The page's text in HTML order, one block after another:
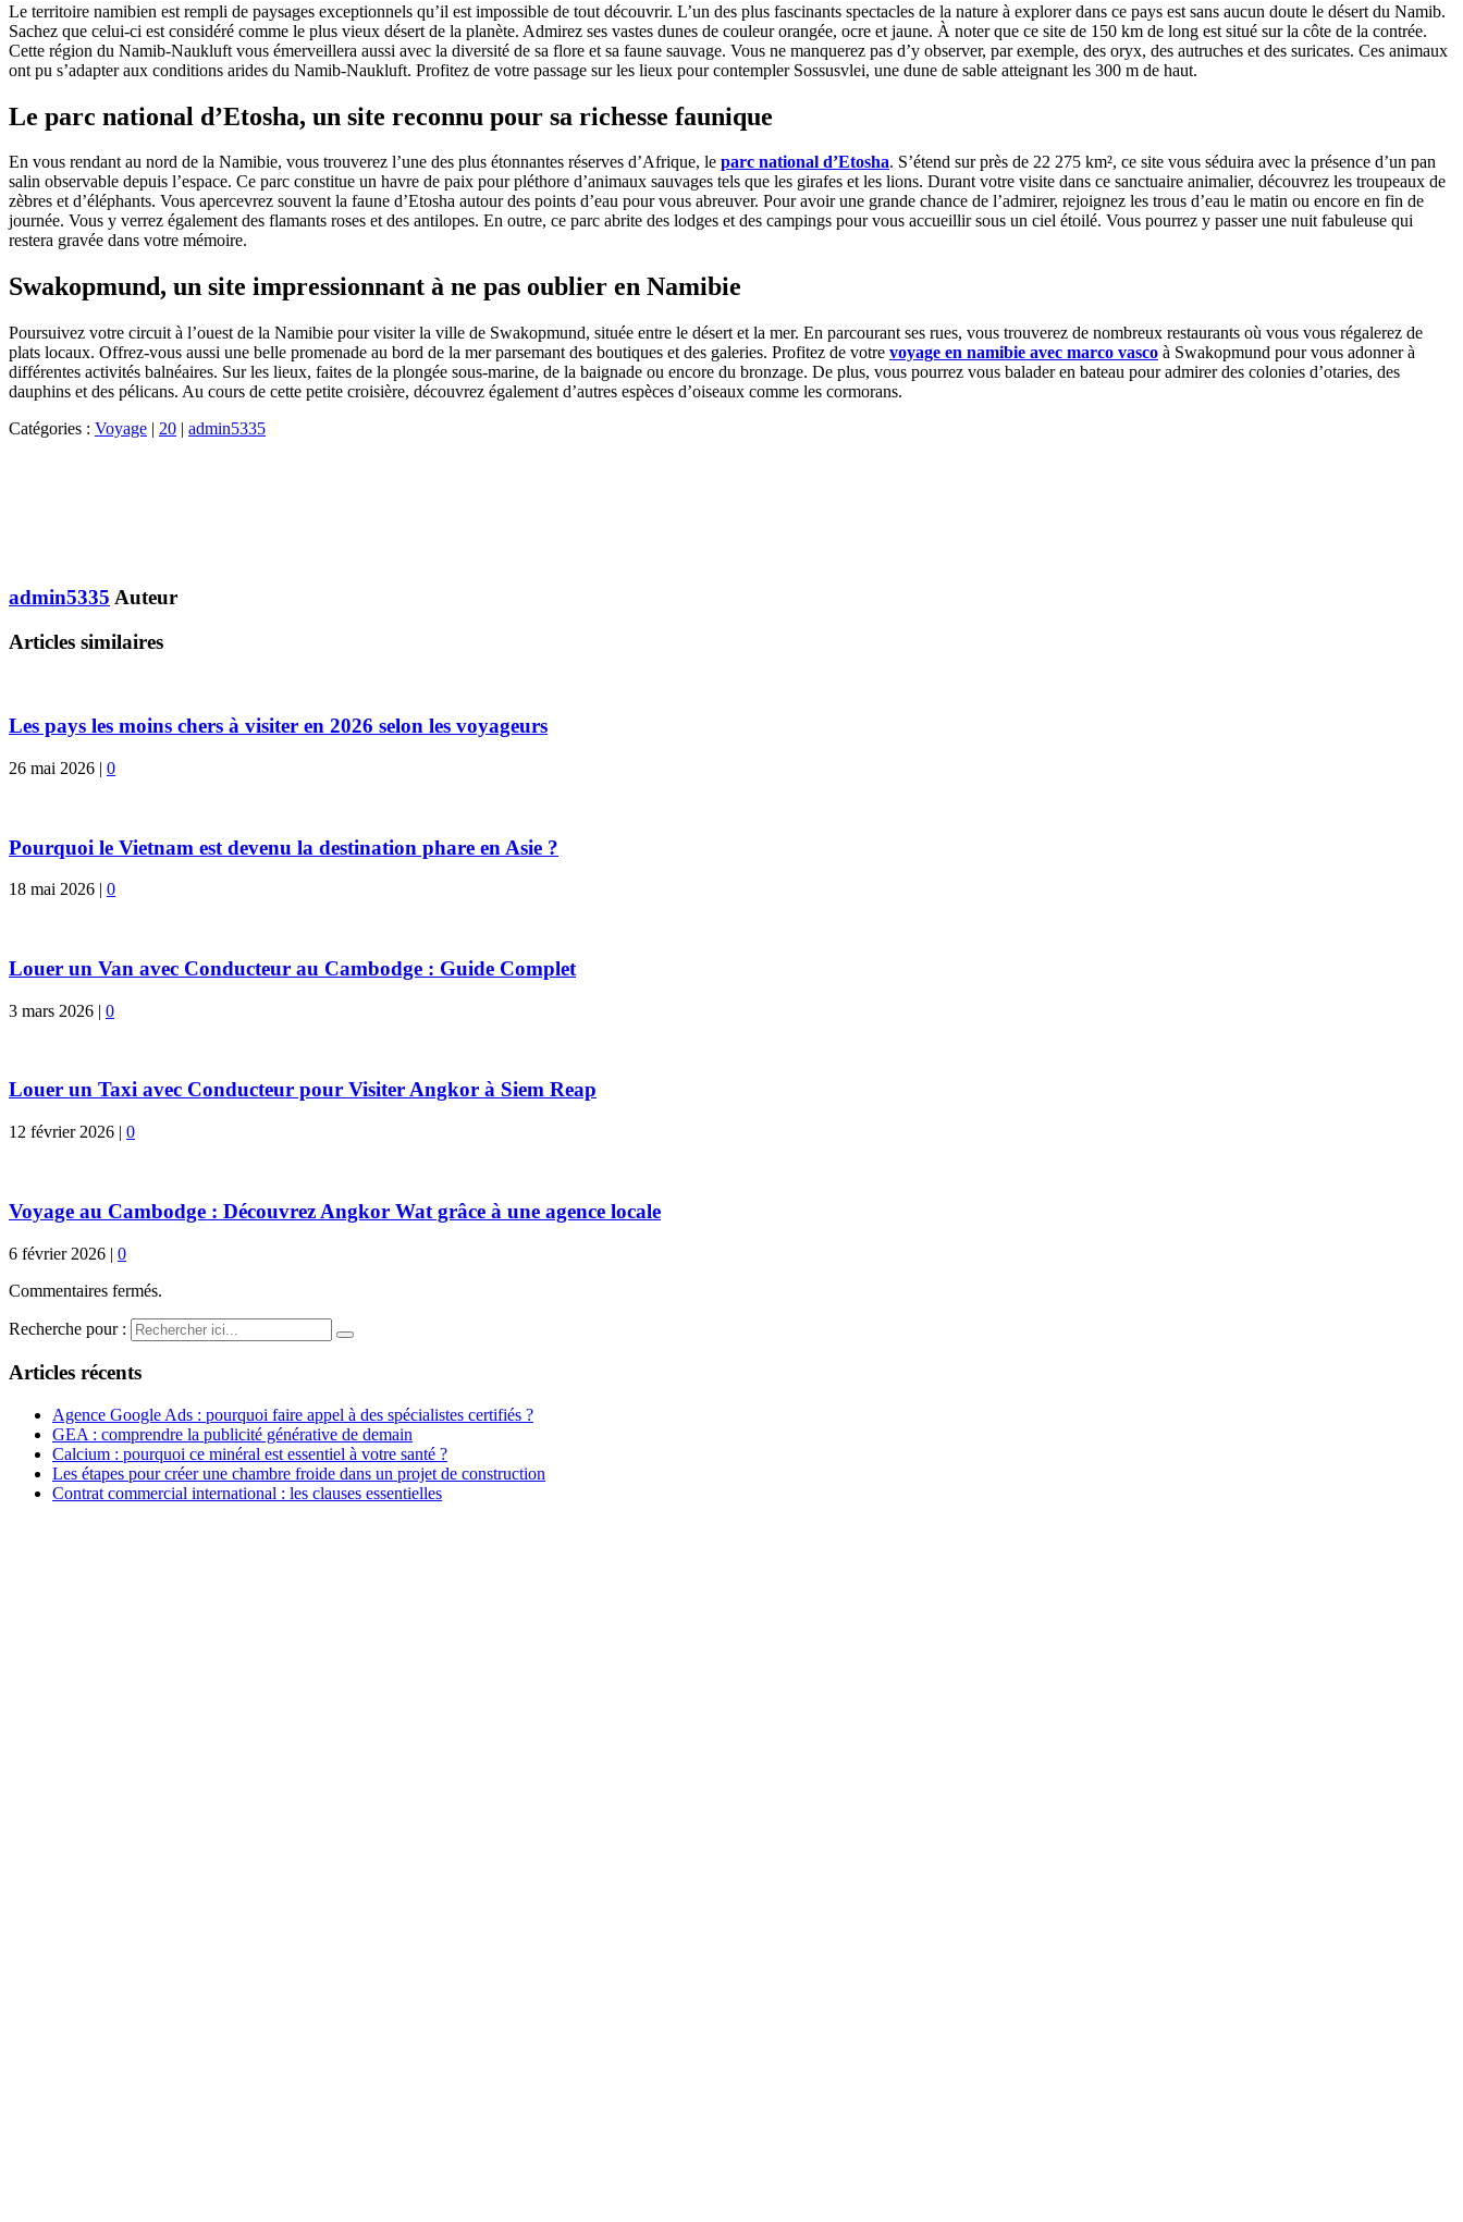
Le territoire namibien est rempli de paysages exceptionnels qu’il est impossible de tout découvrir. L’un des plus fascinants spectacles de la nature à explorer dans ce pays est sans aucun doute le désert du Namib.
Sachez que celui-ci est considéré comme le plus vieux désert de la planète. Admirez ses vastes dunes de couleur orangée, ocre et jaune. À noter que ce site de 150 km de long est situé sur la côte de la contrée.
Cette région du Namib-Naukluft vous émerveillera aussi avec la diversité de sa flore et sa faune sauvage. Vous ne manquerez pas d’y observer, par exemple, des oryx, des autruches et des suricates. Ces animaux
ont pu s’adapter aux conditions arides du Namib-Naukluft. Profitez de votre passage sur les lieux pour contempler Sossusvlei, une dune de sable atteignant les 300 m de haut.
Le parc national d’Etosha, un site reconnu pour sa richesse faunique
En vous rendant au nord de la Namibie, vous trouverez l’une des plus étonnantes réserves d’Afrique, le parc national d’Etosha. S’étend sur près de 22 275 km², ce site vous séduira avec la présence d’un pan
salin observable depuis l’espace. Ce parc constitue un havre de paix pour pléthore d’animaux sauvages tels que les girafes et les lions. Durant votre visite dans ce sanctuaire animalier, découvrez les troupeaux de
zèbres et d’éléphants. Vous apercevrez souvent la faune d’Etosha autour des points d’eau pour vous abreuver. Pour avoir une grande chance de l’admirer, rejoignez les trous d’eau le matin ou encore en fin de
journée. Vous y verrez également des flamants roses et des antilopes. En outre, ce parc abrite des lodges et des campings pour vous accueillir sous un ciel étoilé. Vous pourrez y passer une nuit fabuleuse qui
restera gravée dans votre mémoire.
Swakopmund, un site impressionnant à ne pas oublier en Namibie
Poursuivez votre circuit à l’ouest de la Namibie pour visiter la ville de Swakopmund, située entre le désert et la mer. En parcourant ses rues, vous trouverez de nombreux restaurants où vous vous régalerez de
plats locaux. Offrez-vous aussi une belle promenade au bord de la mer parsemant des boutiques et des galeries. Profitez de votre voyage en namibie avec marco vasco à Swakopmund pour vous adonner à
différentes activités balnéaires. Sur les lieux, faites de la plongée sous-marine, de la baignade ou encore du bronzage. De plus, vous pourrez vous balader en bateau pour admirer des colonies d’otaries, des
dauphins et des pélicans. Au cours de cette petite croisière, découvrez également d’autres espèces d’oiseaux comme les cormorans.
Catégories : Voyage | 20 | admin5335
admin5335 Auteur
Articles similaires
Les pays les moins chers à visiter en 2026 selon les voyageurs
26 mai 2026 | 0
Pourquoi le Vietnam est devenu la destination phare en Asie ?
18 mai 2026 | 0
Louer un Van avec Conducteur au Cambodge : Guide Complet
3 mars 2026 | 0
Louer un Taxi avec Conducteur pour Visiter Angkor à Siem Reap
12 février 2026 | 0
Voyage au Cambodge : Découvrez Angkor Wat grâce à une agence locale
6 février 2026 | 0
Commentaires fermés.
Recherche pour :
Articles récents
Agence Google Ads : pourquoi faire appel à des spécialistes certifiés ?
GEA : comprendre la publicité générative de demain
Calcium : pourquoi ce minéral est essentiel à votre santé ?
Les étapes pour créer une chambre froide dans un projet de construction
Contrat commercial international : les clauses essentielles